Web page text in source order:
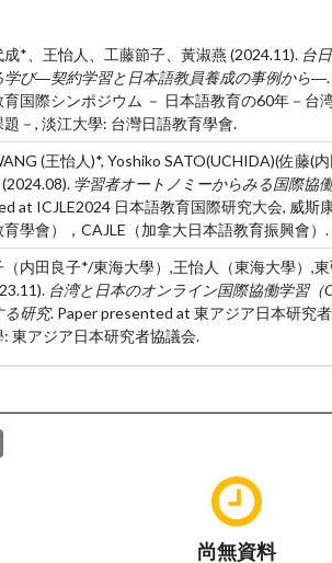
成*、王怡人、工藤節子、黃淑燕 (2024.11). 台
学び―契約学習と日本語教員養成の事例から―
育国際シンポジウム － 日本語教育の60年－台
－, 淡江大學: 台灣日語教育學會.
(王怡人)*, Yoshiko SATO(UCHIDA)(佐藤(
学習者オートノミーからみる 国際協
at ICJLE2024 日本語教育国際研究大会, 威斯
育學會），CAJLE（加拿大日本語教育振興會）.
（内田良子*/東海大學）,王怡人（東海大學）,
台湾と日本のオンライン国際協働学習
る研究. Paper presented at 東アジア日本研究
: 東アジア日本研究者協議会.
(2023.03).授業改革に踏み込むまでに何が起
「言語」接触と『ミライ』, 東海大學: 東海大
）良子、東弘子、王怡人 (2022.11).
市・中区ものがたりをテーマにした協働学習―
教育研究国際学術シンポジウム 『世界』に繋
湾日語教育学会‧輔仁大学日本語文学系.
尚無資料